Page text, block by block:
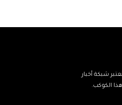
ونعتبر شبكة أخبار
الكوكب.